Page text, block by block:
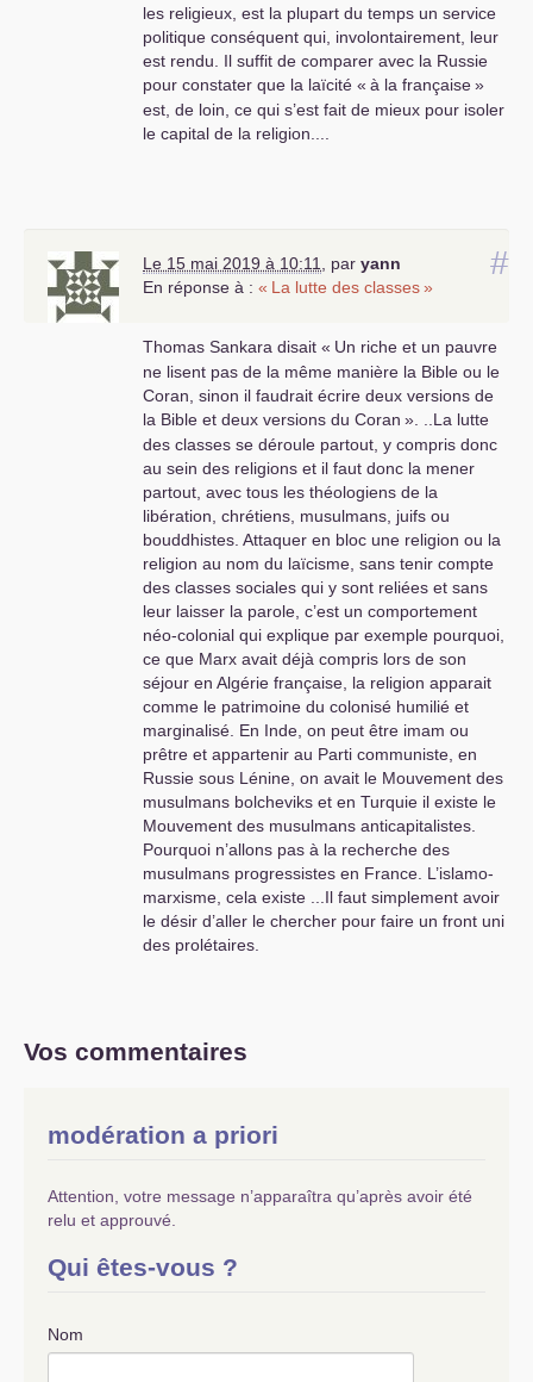
les religieux, est la plupart du temps un service
politique conséquent qui, involontairement, leur
est rendu. Il suffit de comparer avec la Russie
pour constater que la laïcité « à la française»
est, de loin, ce qui s’est fait de mieux pour isoler
le capital de la religion....
#
Le 15 mai 2019 à 10:11 par yann
En réponse à : « La lutte des classes»
Thomas Sankara disait « Un riche et un pauvre
ne lisent pas de la même manière la Bible ou le
Coran, sinon il faudrait écrire deux versions de
la Bible et deux versions du Coran ». ..La lutte
des classes se déroule partout, y compris donc
au sein des religions et il faut donc la mener
partout, avec tous les théologiens de la
libération, chrétiens, musulmans, juifs ou
bouddhistes. Attaquer en bloc une religion ou la
religion au nom du laïcisme, sans tenir compte
des classes sociales qui y sont reliées et sans
leur laisser la parole, c’est un comportement
néo-colonial qui explique par exemple pourquoi,
ce que Marx avait déjà compris lors de son
séjour en Algérie française, la religion apparait
comme le patrimoine du colonisé humilié et
marginalisé. En Inde, on peut être imam ou
prêtre et appartenir au Parti communiste, en
Russie sous Lénine, on avait le Mouvement des
musulmans bolcheviks et en Turquie il existe le
Mouvement des musulmans anticapitalistes.
Pourquoi n’allons pas à la recherche des
musulmans progressistes en France. L’islamo-
marxisme, cela existe ...Il faut simplement avoir
le désir d’aller le chercher pour faire un front uni
des prolétaires.
Vos commentaires
modération a priori
Attention, votre message n’apparaîtra qu’après avoir été
relu et approuvé.
Qui êtes-vous ?
Nom